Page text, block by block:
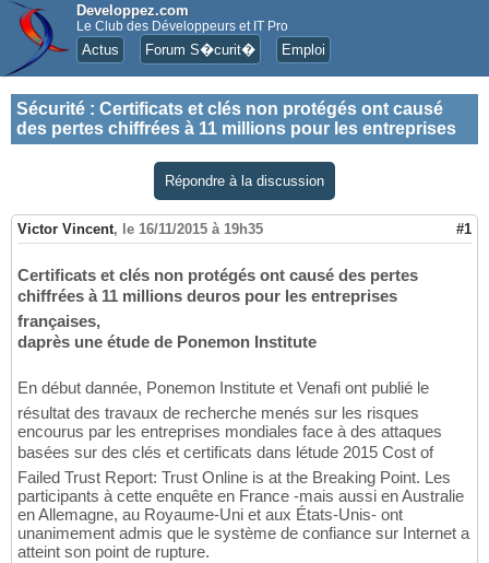
Developpez.com
Le Club des Développeurs et IT Pro
Actus Forum S�curit� Emploi
Sécurité : Certificats et clés non protégés ont causé
des pertes chiffrées à 11 millions pour les entreprises
Répondre à la discussion
Victor Vincent, le 16/11/2015 à 19h35 #1
Certificats et clés non protégés ont causé des pertes
chiffrées à 11 millions deuros pour les entreprises
françaises,
daprès une étude de Ponemon Institute
En début dannée, Ponemon Institute et Venafi ont publié le
résultat des travaux de recherche menés sur les risques
encourus par les entreprises mondiales face à des attaques
basées sur des clés et certificats dans létude 2015 Cost of
Failed Trust Report: Trust Online is at the Breaking Point. Les
participants à cette enquête en France -mais aussi en Australie
en Allemagne, au Royaume-Uni et aux États-Unis- ont
unanimement admis que le système de confiance sur Internet a
atteint son point de rupture.